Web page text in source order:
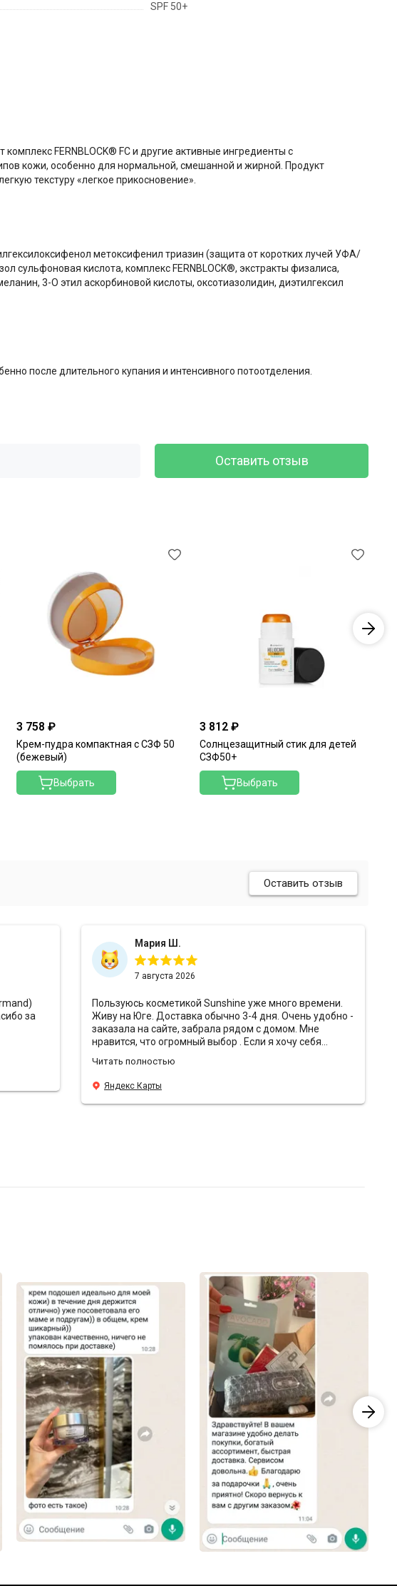
SPF 50+
FERNBLOCK® FC и другие активные ингредиенты с
кожи, особенно для нормальной, смешанной и жирной. Продукт
текстуру «легкое прикосновение».
метоксифенил триазин (защита от коротких лучей УФА/
сульфоновая кислота, комплекс FERNBLOCK®, экстракты физалиса,
3-О этил аскорбиновой кислоты, оксотиазолидин, диэтилгексил
после длительного купания и интенсивного потоотделения.
Оставить отзыв
3 758 ₽
Крем-пудра компактная с СЗФ 50
(бежевый)
Выбрать
3 812 ₽
Солнцезащитный стик для детей
СЗФ50+
Выбрать
Оставить отзыв
за
Мария Ш.
7 августа 2026
Пользуюсь косметикой Sunshine уже много времени.
Живу на Юге. Доставка обычно 3-4 дня. Очень удобно -
заказала на сайте, забрала рядом с домом. Мне
нравится, что огромный выбор . Если я хочу себя
использую то, к чему привыкла. Мне нравится, что есть
консультант 📝. Я пишу потребность и мне предлагают
много вариантов. Мне нравится упаковка 📦. Все очень
аккуратно, надежно упаковано. Отслеживают сроки
Читать полностью
Яндекс Карты